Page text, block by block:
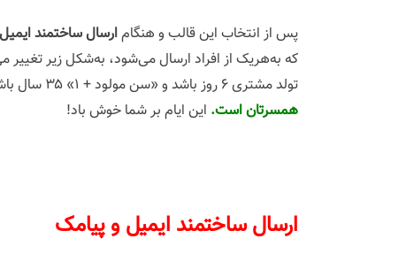
پس از انتخاب این قالب و هنگامارسال ساختمند
که به‌هریک از افراد ارسال می‌شود، به‌شکل زیر تغییر
تولد مشتری ۶ روز باشد و «سن مولود + ۱» ۳۵ سال باشد، جمله‌ی نهایی هنگام ارسال بدین شکل خواهد شد:
همسرتان است. این ایام بر شما خوش باد!
ارسال ساختمند ایمیل و پیامک